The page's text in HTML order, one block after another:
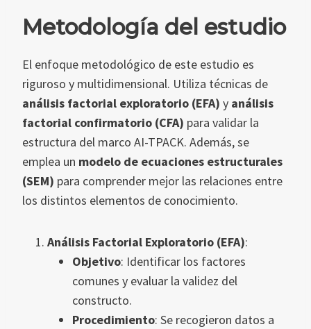
Metodología del estudio
El enfoque metodológico de este estudio es
riguroso y multidimensional. Utiliza técnicas de
análisis factorial exploratorio (EFA) y análisis
factorial confirmatorio (CFA) para validar la
estructura del marco AI-TPACK. Además, se
emplea un modelo de ecuaciones estructurales
(SEM) para comprender mejor las relaciones entre
los distintos elementos de conocimiento.
Análisis Factorial Exploratorio (EFA):
Objetivo: Identificar los factores
comunes y evaluar la validez del
constructo.
Procedimiento: Se recogieron datos a